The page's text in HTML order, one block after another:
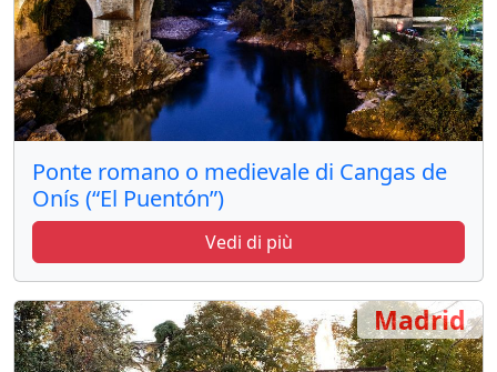
Ponte romano o medievale di Cangas de
Onís (“El Puentón”)
Vedi di più
Madrid